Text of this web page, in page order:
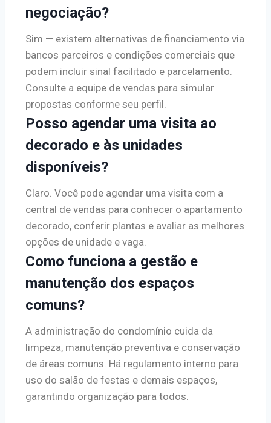
negociação?
Sim — existem alternativas de financiamento via
bancos parceiros e condições comerciais que
podem incluir sinal facilitado e parcelamento.
Consulte a equipe de vendas para simular
propostas conforme seu perfil.
Posso agendar uma visita ao
decorado e às unidades
disponíveis?
Claro. Você pode agendar uma visita com a
central de vendas para conhecer o apartamento
decorado, conferir plantas e avaliar as melhores
opções de unidade e vaga.
Como funciona a gestão e
manutenção dos espaços
comuns?
A administração do condomínio cuida da
limpeza, manutenção preventiva e conservação
de áreas comuns. Há regulamento interno para
uso do salão de festas e demais espaços,
garantindo organização para todos.